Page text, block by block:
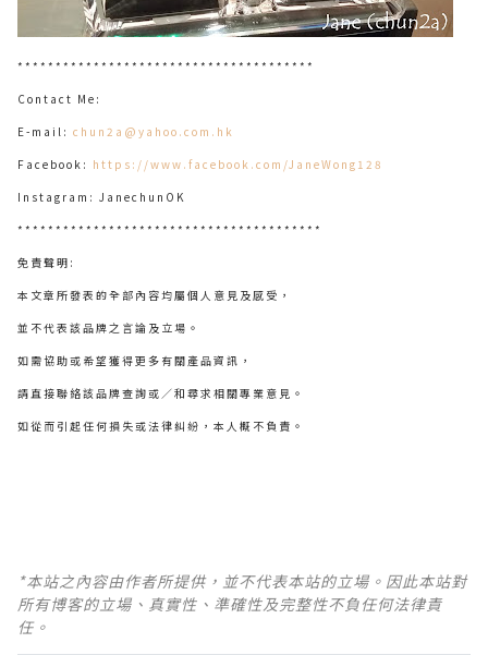
***************************************
Contact Me:
E-mail: chun2a@yahoo.com.hk
Facebook: https://www.facebook.com/JaneWong128
Instagram: JanechunOK
****************************************
免責聲明:
本文章所發表的全部內容均屬個人意見及感受，
並不代表該品牌之言論及立場。
如需協助或希望獲得更多有關產品資訊，
請直接聯絡該品牌查詢或∕和尋求相關專業意見。
如從而引起任何損失或法律糾紛，本人概不負責。
*本站之內容由作者所提供，並不代表本站的立場。因此本站對
所有博客的立場、真實性、準確性及完整性不負任何法律責
任。